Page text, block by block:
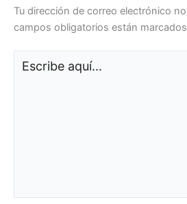
Tu dirección de correo electrónico
campos obligatorios están
aquí...